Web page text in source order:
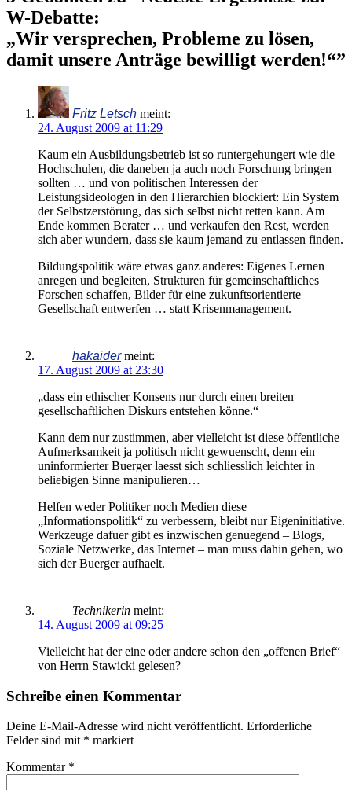
W-Debatte:
„Wir versprechen, Probleme zu lösen,
damit unsere Anträge bewilligt werden!“”
Fritz Letsch meint:
24. August 2009 at 11:29
Kaum ein Ausbildungsbetrieb ist so runtergehungert wie die
Hochschulen, die daneben ja auch noch Forschung bringen
sollten … und von politischen Interessen der
Leistungsideologen in den Hierarchien blockiert: Ein System
der Selbstzerstörung, das sich selbst nicht retten kann. Am
Ende kommen Berater … und verkaufen den Rest, werden
sich aber wundern, dass sie kaum jemand zu entlassen finden.
Bildungspolitik wäre etwas ganz anderes: Eigenes Lernen
anregen und begleiten, Strukturen für gemeinschaftliches
Forschen schaffen, Bilder für eine zukunftsorientierte
Gesellschaft entwerfen … statt Krisenmanagement.
hakaider meint:
17. August 2009 at 23:30
„dass ein ethischer Konsens nur durch einen breiten
gesellschaftlichen Diskurs entstehen könne.“
Kann dem nur zustimmen, aber vielleicht ist diese öffentliche
Aufmerksamkeit ja politisch nicht gewuenscht, denn ein
uninformierter Buerger laesst sich schliesslich leichter in
beliebigen Sinne manipulieren…
Helfen weder Politiker noch Medien diese
„Informationspolitik“ zu verbessern, bleibt nur Eigeninitiative.
Werkzeuge dafuer gibt es inzwischen genuegend – Blogs,
Soziale Netzwerke, das Internet – man muss dahin gehen, wo
sich der Buerger aufhaelt.
Technikerin meint:
14. August 2009 at 09:25
Vielleicht hat der eine oder andere schon den „offenen Brief“
von Herrn Stawicki gelesen?
Schreibe einen Kommentar
Deine E-Mail-Adresse wird nicht veröffentlicht. Erforderliche
Felder sind mit * markiert
Kommentar *